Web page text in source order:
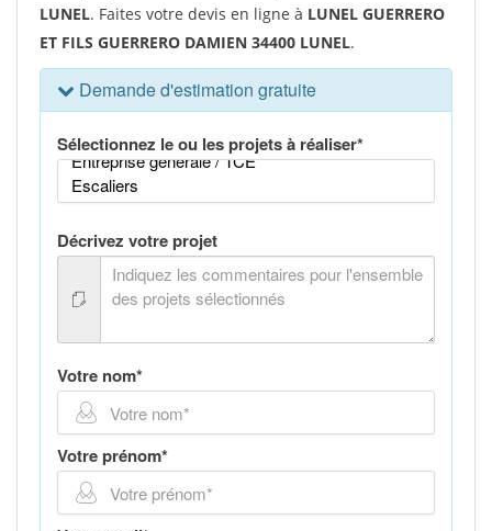
LUNEL. Faites votre devis en ligne à LUNEL GUERRERO
ET FILS GUERRERO DAMIEN 34400 LUNEL.